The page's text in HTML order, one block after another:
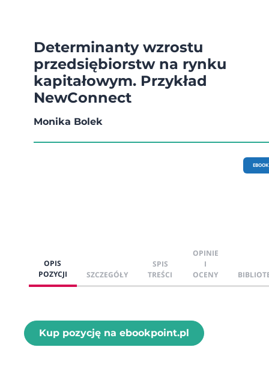
Determinanty wzrostu
przedsiębiorstw na rynku
kapitałowym. Przykład
NewConnect
Monika Bolek
EBOOK
OPIS
POZYCJI
SZCZEGÓŁY
SPIS
TREŚCI
OPINIE
I
OCENY
Kup pozycję na ebookpoint.pl